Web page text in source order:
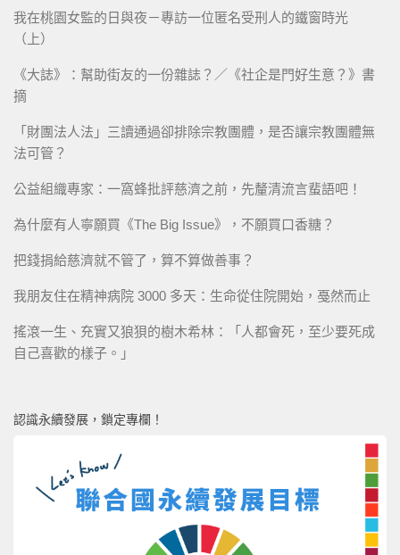
我在桃園女監的日與夜－專訪一位匿名受刑人的鐵窗時光
（上）
《大誌》：幫助街友的一份雜誌？／《社企是門好生意？》書
摘
「財團法人法」三讀通過卻排除宗教團體，是否讓宗教團體無
法可管？
公益組織專家：一窩蜂批評慈濟之前，先釐清流言蜚語吧！
為什麼有人寧願買《The Big Issue》，不願買口香糖？
把錢捐給慈濟就不管了，算不算做善事？
我朋友住在精神病院 3000 多天：生命從住院開始，戞然而止
搖滾一生、充實又狼狽的樹木希林：「人都會死，至少要死成
自己喜歡的樣子。」
認識永續發展，鎖定專欄！